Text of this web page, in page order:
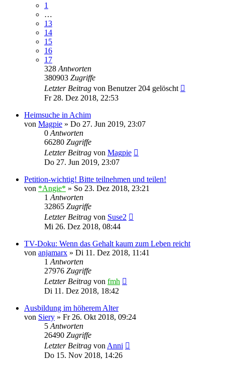
1
…
13
14
15
16
17
328 Antworten
380903 Zugriffe
Letzter Beitrag von Benutzer 204 gelöscht
Fr 28. Dez 2018, 22:53
Heimsuche in Achim
von Magpie » Do 27. Jun 2019, 23:07
0 Antworten
66280 Zugriffe
Letzter Beitrag von Magpie
Do 27. Jun 2019, 23:07
Petition-wichtig! Bitte teilnehmen und teilen!
von *Angie* » So 23. Dez 2018, 23:21
1 Antworten
32865 Zugriffe
Letzter Beitrag von Suse2
Mi 26. Dez 2018, 08:44
TV-Doku: Wenn das Gehalt kaum zum Leben reicht
von anjamarx » Di 11. Dez 2018, 11:41
1 Antworten
27976 Zugriffe
Letzter Beitrag von fmh
Di 11. Dez 2018, 18:42
Ausbildung im höherem Alter
von Siery » Fr 26. Okt 2018, 09:24
5 Antworten
26490 Zugriffe
Letzter Beitrag von Anni
Do 15. Nov 2018, 14:26